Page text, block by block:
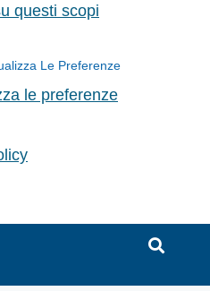
questi scopi
Le Preferenze
le preferenze